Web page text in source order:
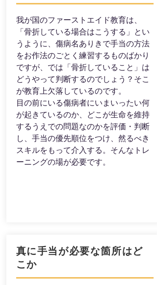
我が国のファーストエイド教育は、
「骨折している場合はこうする」とい
うように、傷病名ありきで手当の方法
をお作法のごとく練習するものばかり
ですが、では「骨折していること」は
どうやって判断するのでしょう？そこ
が教育上欠落しているのです。
​目の前にいる傷病者にいまいったい何
が起きているのか、どこが生命を維持
するうえでの問題なのかを評価・判断
し、手当の優先順位をつけ、然るべき
スキルをもって介入する。そんなトレ
ーニングの場が必要です。
真に手当が必要な箇所はど
こか